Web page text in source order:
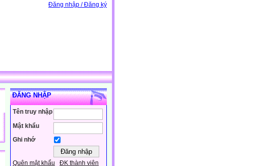
Đăng nhập / Đăng ký
ĐĂNG NHẬP
Tên truy nhập
Mật khẩu
Ghi nhớ
Quên mật khẩu ĐK thành viên